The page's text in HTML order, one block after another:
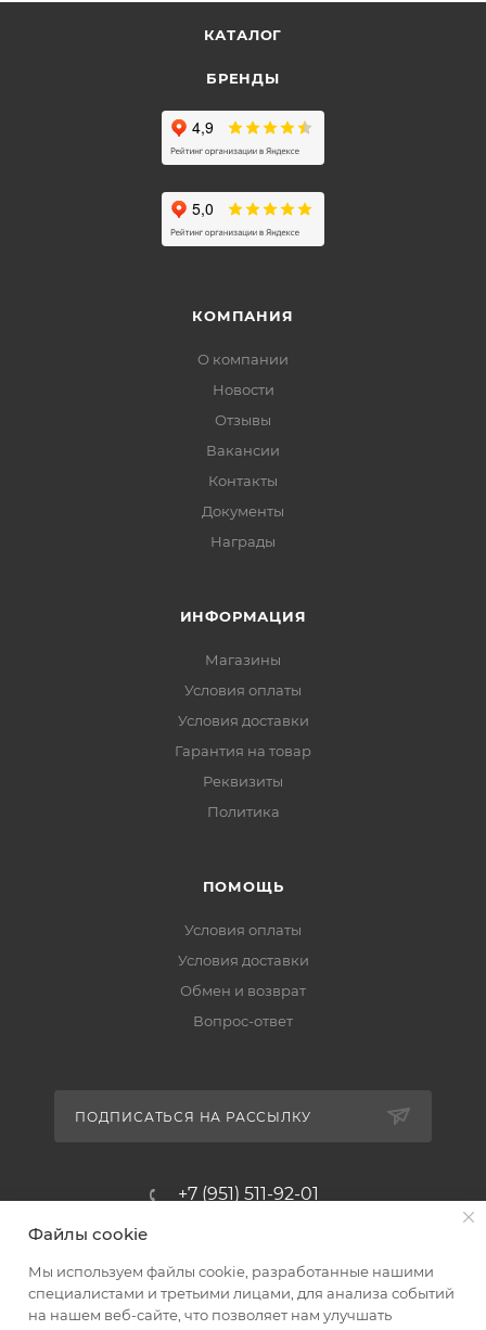
КАТАЛОГ
БРЕНДЫ
КОМПАНИЯ
О компании
Новости
Отзывы
Вакансии
Контакты
Документы
Награды
ИНФОРМАЦИЯ
Магазины
Условия оплаты
Условия доставки
Гарантия на товар
Реквизиты
Политика
ПОМОЩЬ
Условия оплаты
Условия доставки
Обмен и возврат
Вопрос-ответ
ПОДПИСАТЬСЯ НА РАССЫЛКУ
+7 (951) 511-92-01
Магазин-склад ТЦ "Альтус"
Ростовская обл, Аксайский р-н,
пос. Янтарный, Малое Зеленое
Файлы cookie
Мы используем файлы cookie, разработанные нашими
специалистами и третьими лицами, для анализа событий
на нашем веб-сайте, что позволяет нам улучшать